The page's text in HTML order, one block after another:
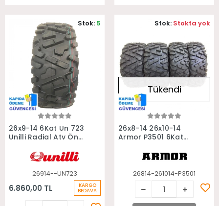
Sepete Ekle
26x9-14 6Kat Un 723
Unilli Radial Atv Ön
26914--UN723
6.860,00 TL KARGO
BEDAVA
Stok: 5
Stokta Yok
Tükendi
26x8-14 26x10-14
Armor P3501 6Kat
26814-261014-P3501
Stok: Stokta yok